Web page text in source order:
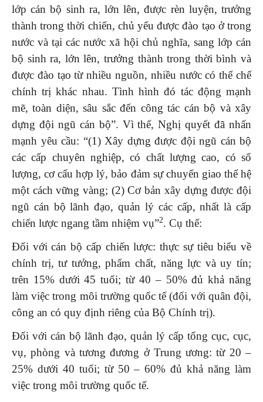
lớp cán bộ sinh ra, lớn lên, được rèn luyện, trưởng
thành trong thời chiến, chủ yếu được đào tạo ở trong
nước và tại các nước xã hội chủ nghĩa, sang lớp cán
bộ sinh ra, lớn lên, trưởng thành trong thời bình và
được đào tạo từ nhiều nguồn, nhiều nước có thể chế
chính trị khác nhau. Tình hình đó tác động mạnh
mẽ, toàn diện, sâu sắc đến công tác cán bộ và xây
dựng đội ngũ cán bộ”. Vì thế, Nghị quyết đã nhấn
mạnh yêu cầu: “(1) Xây dựng được đội ngũ cán bộ
các cấp chuyên nghiệp, có chất lượng cao, có số
lượng, cơ cấu hợp lý, bảo đảm sự chuyển giao thế hệ
một cách vững vàng; (2) Cơ bản xây dựng được đội
ngũ cán bộ lãnh đạo, quản lý các cấp, nhất là cấp
chiến lược ngang tầm nhiệm vụ”2. Cụ thể:
Đối với cán bộ cấp chiến lược: thực sự tiêu biểu về
chính trị, tư tưởng, phẩm chất, năng lực và uy tín;
trên 15% dưới 45 tuổi; từ 40 – 50% đủ khả năng
làm việc trong môi trường quốc tế (đối với quân đội,
công an có quy định riêng của Bộ Chính trị).
Đối với cán bộ lãnh đạo, quản lý cấp tổng cục, cục,
vụ, phòng và tương đương ở Trung ương: từ 20 –
25% dưới 40 tuổi; từ 50 – 60% đủ khả năng làm
việc trong môi trường quốc tế.